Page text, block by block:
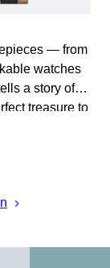
— from
watches
a story of
treasure to